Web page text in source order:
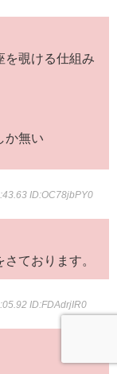
を覗ける仕組み
か無い
ID:OC78jbPY0
ております。
ID:FDAdrjIR0